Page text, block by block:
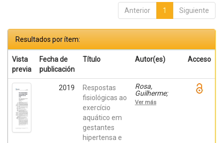
Anterior 1 Siguiente
Resultados por ítem:
Vista
previa
Fecha de
publicación
Título Autor(es) Acceso
2019
Respostas
fisiológicas ao
exercício
aquático em
gestantes
hipertensa e
Rosa,
Guilherme;
Henriques,
Ighor; Freitas
Ver más